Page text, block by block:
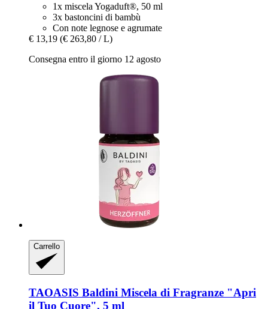
1x miscela Yogaduft®, 50 ml
3x bastoncini di bambù
Con note legnose e agrumate
€ 13,19 (€ 263,80 / L)
Consegna entro il giorno 12 agosto
Carrello
TAOASIS Baldini Miscela di Fragranze "Apri
il Tuo Cuore", 5 ml